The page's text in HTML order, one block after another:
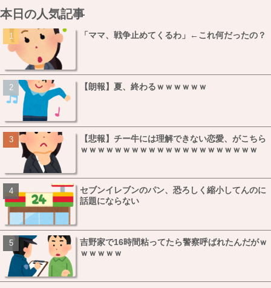
本日の人気記事
「ママ、戦争止めてくるわ」←これ何だったの？
【朗報】夏、終わるｗｗｗｗｗｗ
【悲報】チー牛には理解できない恋愛、がこちら
ｗｗｗｗｗｗｗｗｗｗｗｗｗｗｗｗｗｗｗｗｗ
セブンイレブンのパン、恐ろしく縮小してんのに
話題にならない
吉野家で16時間粘ってたら警察呼ばれたんだがｗ
ｗｗｗｗｗ